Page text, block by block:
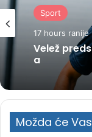
Sport
17 hours ranije
Velež
a
Možda će